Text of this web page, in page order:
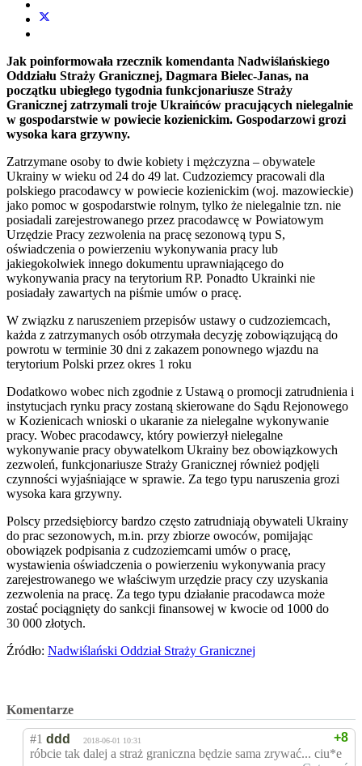
Jak poinformowała rzecznik komendanta Nadwiślańskiego
Oddziału Straży Granicznej, Dagmara Bielec-Janas, na
początku ubiegłego tygodnia funkcjonariusze Straży
Granicznej zatrzymali troje Ukraińców pracujących nielegalnie
w gospodarstwie w powiecie kozienickim. Gospodarzowi grozi
wysoka kara grzywny.
Zatrzymane osoby to dwie kobiety i mężczyzna – obywatele
Ukrainy w wieku od 24 do 49 lat. Cudzoziemcy pracowali dla
polskiego pracodawcy w powiecie kozienickim (woj. mazowieckie)
jako pomoc w gospodarstwie rolnym, tylko że nielegalnie tzn. nie
posiadali zarejestrowanego przez pracodawcę w Powiatowym
Urzędzie Pracy zezwolenia na pracę sezonową typu S,
oświadczenia o powierzeniu wykonywania pracy lub
jakiegokolwiek innego dokumentu uprawniającego do
wykonywania pracy na terytorium RP. Ponadto Ukrainki nie
posiadały zawartych na piśmie umów o pracę.
W związku z naruszeniem przepisów ustawy o cudzoziemcach,
każda z zatrzymanych osób otrzymała decyzję zobowiązującą do
powrotu w terminie 30 dni z zakazem ponownego wjazdu na
terytorium Polski przez okres 1 roku
Dodatkowo wobec nich zgodnie z Ustawą o promocji zatrudnienia i
instytucjach rynku pracy zostaną skierowane do Sądu Rejonowego
w Kozienicach wnioski o ukaranie za nielegalne wykonywanie
pracy. Wobec pracodawcy, który powierzył nielegalne
wykonywanie pracy obywatelkom Ukrainy bez obowiązkowych
zezwoleń, funkcjonariusze Straży Granicznej również podjęli
czynności wyjaśniające w sprawie. Za tego typu naruszenia grozi
wysoka kara grzywny.
Polscy przedsiębiorcy bardzo często zatrudniają obywateli Ukrainy
do prac sezonowych, m.in. przy zbiorze owoców, pomijając
obowiązek podpisania z cudzoziemcami umów o pracę,
wystawienia oświadczenia o powierzeniu wykonywania pracy
zarejestrowanego we właściwym urzędzie pracy czy uzyskania
zezwolenia na pracę. Za tego typu działanie pracodawca może
zostać pociągnięty do sankcji finansowej w kwocie od 1000 do
30 000 złotych.
Źródło: Nadwiślański Oddział Straży Granicznej
Komentarze
+8
#1 ddd 2018-06-01 10:31
róbcie tak dalej a straż graniczna będzie sama zrywać... ciu*e